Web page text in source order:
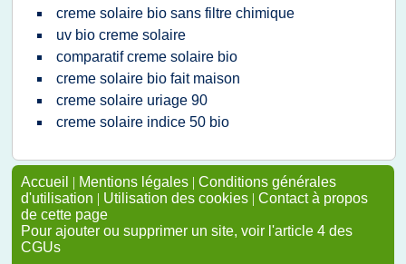
creme solaire bio sans filtre chimique
uv bio creme solaire
comparatif creme solaire bio
creme solaire bio fait maison
creme solaire uriage 90
creme solaire indice 50 bio
Accueil | Mentions légales | Conditions générales
d'utilisation | Utilisation des cookies | Contact à propos
de cette page
Pour ajouter ou supprimer un site, voir l'article 4 des
CGUs